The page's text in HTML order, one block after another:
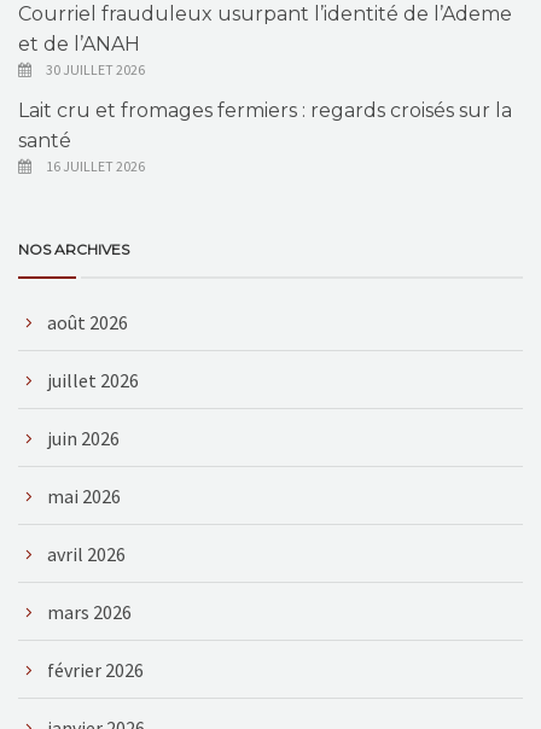
Courriel frauduleux usurpant l’identité de l’Ademe
et de l’ANAH
30 JUILLET 2026
Lait cru et fromages fermiers : regards croisés sur la
santé
16 JUILLET 2026
NOS ARCHIVES
août 2026
juillet 2026
juin 2026
mai 2026
avril 2026
mars 2026
février 2026